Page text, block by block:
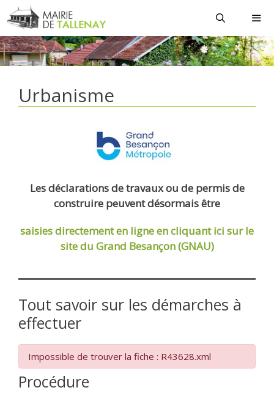
Aller
au
contenu
Urbanisme
Les déclarations de travaux ou de permis de
construire peuvent désormais être
saisies directement en ligneen cliquant ici sur le
site du Grand Besançon (GNAU)
Tout savoir sur les démarches à
effectuer
Impossible de trouver la fiche : R43628.xml
Procédure